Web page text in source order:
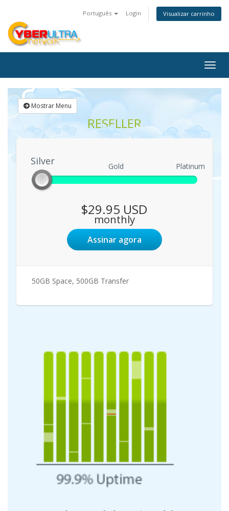
Português Login Visualizar carrinho
Mostrar Menu
RESELLER
Silver
Silver Gold Platinum
$29.95 USD
monthly
Assinar agora
50GB Space, 500GB Transfer